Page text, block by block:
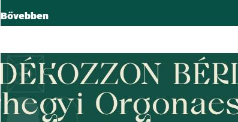
Bővebben